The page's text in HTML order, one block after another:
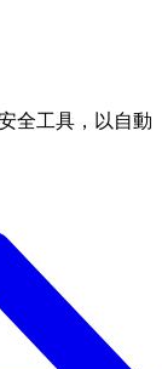
全工具，以自動